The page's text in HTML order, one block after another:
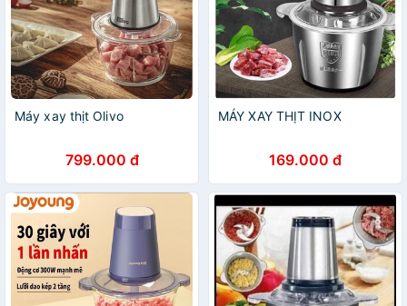
Máy xay thịt Olivo
799.000 đ
MÁY XAY THỊT INOX
169.000 đ